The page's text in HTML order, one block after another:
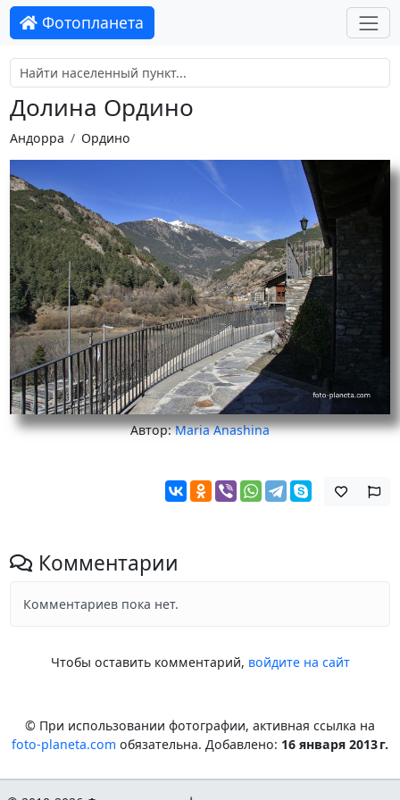
Фотопланета
Долина Ордино
Андорра Ордино
Автор:Maria Anashina
Комментарии
Комментариев пока нет.
Чтобы оставить комментарий, войдите на сайт
© При использовании фотографии, активная ссылка на
foto-planeta.com обязательна. Добавлено: 16 января 2013 г.